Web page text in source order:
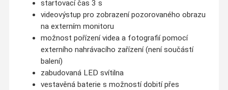
startovací čas 3 s
videovýstup pro zobrazení pozorovaného obrazu
na externím monitoru
možnost pořízení videa a fotografií pomocí
externího nahrávacího zařízení (není součástí
balení)
zabudovaná LED svítilna
vestavěná baterie s možností dobití přes